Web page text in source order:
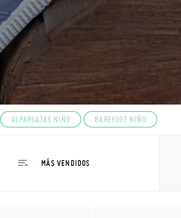
ALPARGATAS NIÑO BAREFOOT NIÑO